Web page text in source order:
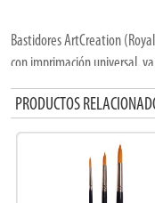
Bastidores ArtCreation
con imprimación universal,
Disponibles 7 tamaños
PRODUCTOS